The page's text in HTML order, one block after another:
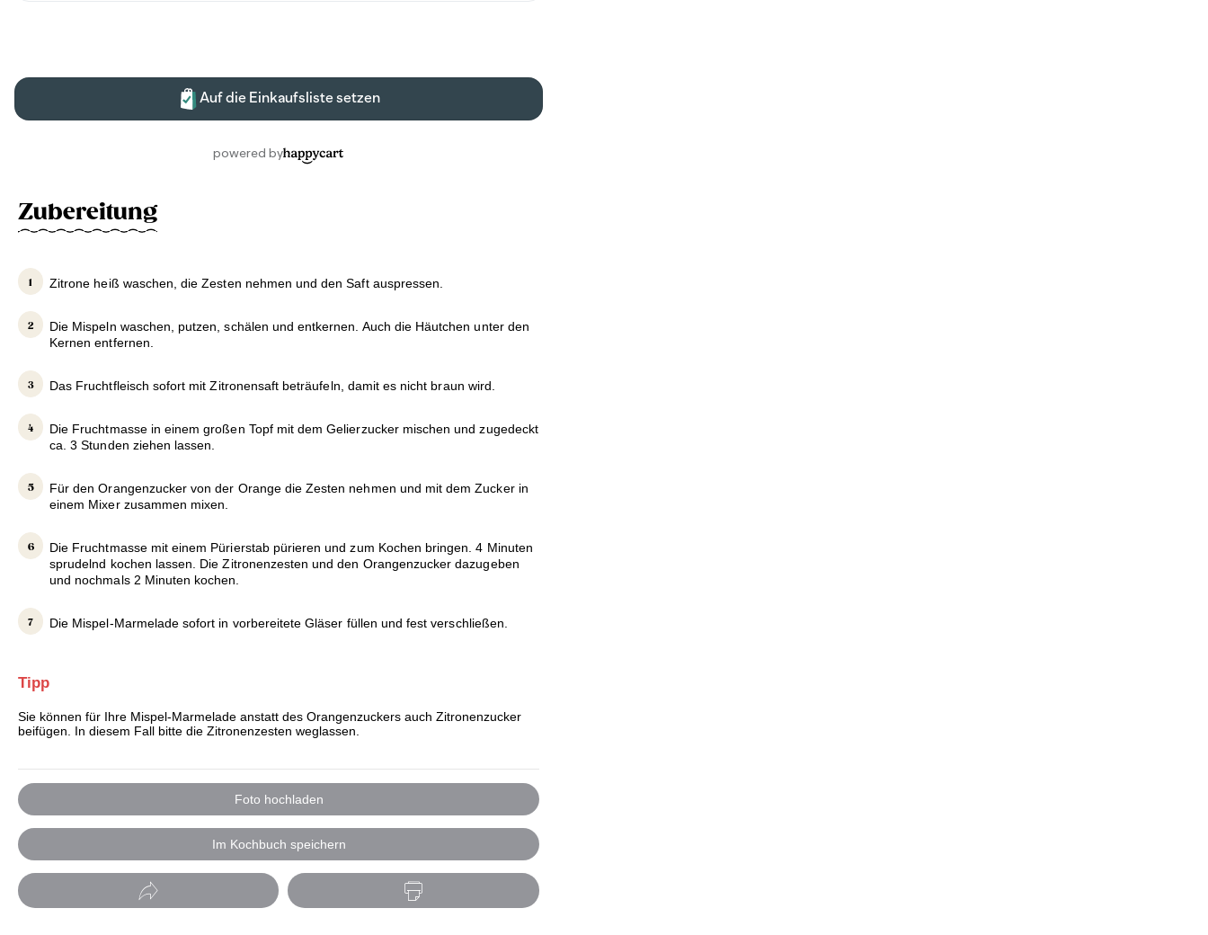
Zubereitung
Zitrone heiß waschen, die Zesten nehmen und den Saft auspressen.
Die Mispeln waschen, putzen, schälen und entkernen. Auch die Häutchen unter den
Kernen entfernen.
Das Fruchtfleisch sofort mit Zitronensaft beträufeln, damit es nicht braun wird.
Die Fruchtmasse in einem großen Topf mit dem Gelierzucker mischen und zugedeckt
ca. 3 Stunden ziehen lassen.
Für den Orangenzucker von der Orange die Zesten nehmen und mit dem Zucker in
einem Mixer zusammen mixen.
Die Fruchtmasse mit einem Pürierstab pürieren und zum Kochen bringen. 4 Minuten
sprudelnd kochen lassen. Die Zitronenzesten und den Orangenzucker dazugeben
und nochmals 2 Minuten kochen.
Die Mispel-Marmelade sofort in vorbereitete Gläser füllen und fest verschließen.
Tipp
Sie können für Ihre Mispel-Marmelade anstatt des Orangenzuckers auch Zitronenzucker
beifügen. In diesem Fall bitte die Zitronenzesten weglassen.
Foto hochladen
Im Kochbuch speichern